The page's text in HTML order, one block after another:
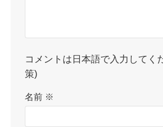
コメントは日本語で入力してく
策)
名前 ※